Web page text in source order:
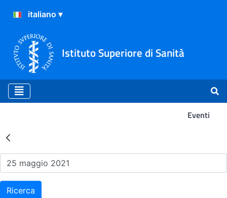
Istituto Superiore di Sanità
Eventi
Risultati della Ricerca -
Ricerca